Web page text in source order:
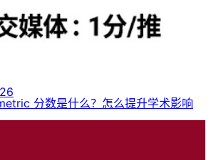
分数是什么？怎么提升学术影响